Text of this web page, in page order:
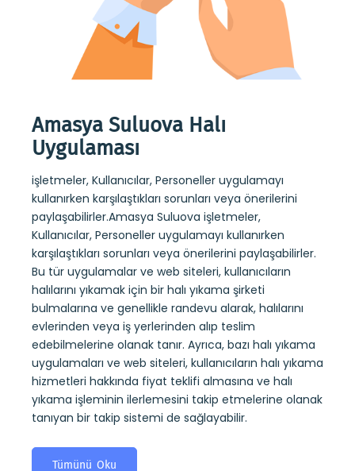
Amasya Suluova Halı
Uygulaması
işletmeler, Kullanıcılar, Personeller uygulamayı
kullanırken karşılaştıkları sorunları veya önerilerini
paylaşabilirler.Amasya Suluova işletmeler,
Kullanıcılar, Personeller uygulamayı kullanırken
karşılaştıkları sorunları veya önerilerini paylaşabilirler.
Bu tür uygulamalar ve web siteleri, kullanıcıların
halılarını yıkamak için bir halı yıkama şirketi
bulmalarına ve genellikle randevu alarak, halılarını
evlerinden veya iş yerlerinden alıp teslim
edebilmelerine olanak tanır. Ayrıca, bazı halı yıkama
uygulamaları ve web siteleri, kullanıcıların halı yıkama
hizmetleri hakkında fiyat teklifi almasına ve halı
yıkama işleminin ilerlemesini takip etmelerine olanak
tanıyan bir takip sistemi de sağlayabilir.
Tümünü Oku